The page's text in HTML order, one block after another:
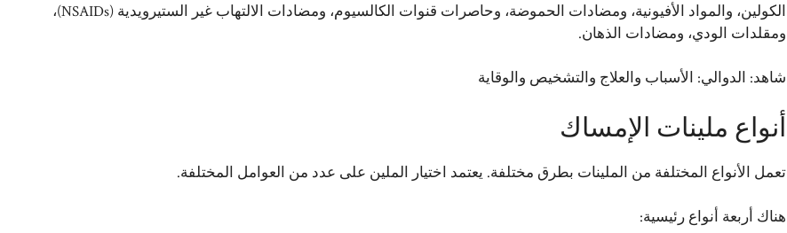
الكولين، والمواد الأفيونية، ومضادات الحموضة، وحاصرات قنوات الكالسيوم، ومضادات الالتهاب غير الستيرويدية (NSAIDs)،
ومقلدات الودي، ومضادات الذهان.
شاهد: الدوالي: الأسباب والعلاج والتشخيص والوقاية
أنواع ملينات الإمساك
تعمل الأنواع المختلفة من الملينات بطرق مختلفة. يعتمد اختيار الملين على عدد من العوامل المختلفة.
هناك أربعة أنواع رئيسية: